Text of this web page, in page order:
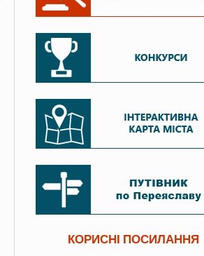
КОРИСНІ ПОСИЛАННЯ